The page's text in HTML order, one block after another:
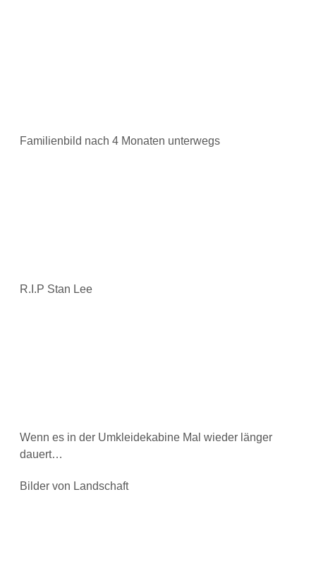
Familienbild nach 4 Monaten unterwegs
R.I.P Stan Lee
Wenn es in der Umkleidekabine Mal wieder länger
dauert…
Bilder von Landschaft